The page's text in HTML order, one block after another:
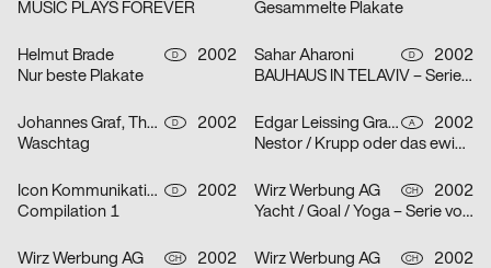
MUSIC PLAYS FOREVER
Gesammelte Plakate
Helmut Brade D
2002
Nur beste Plakate
Sahar Aharoni D
2002
BAUHAUS IN TELAVIV – Serie von drei Plakaten
Johannes Graf, Thorsten Lehmann D
2002
Waschtag
Edgar Leissing Grafik Design A
2002
Nestor / Krupp oder das ewige Leben / Hartes Herz – Serie von drei Plakaten
Icon Kommunikationsdesign D
2002
Compilation 1
Wirz Werbung AG CH
2002
Yacht / Goal / Yoga – Serie von drei Plakaten
Wirz Werbung AG CH
2002
Wirz Werbung AG CH
2002